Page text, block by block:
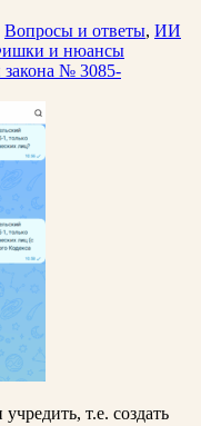
Вопросы и ответы, ИИ
и нюансы
закона № 3085-
т.е. создать